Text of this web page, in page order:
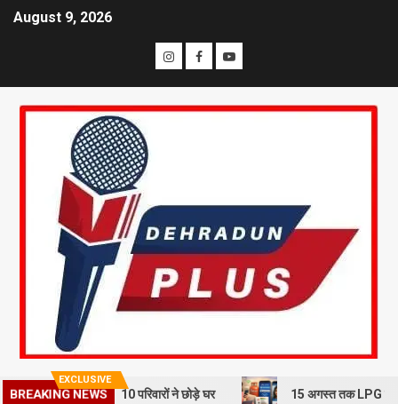
August 9, 2026
EXCLUSIVE
BREAKING NEWS
से दहशत, 10 परिवारों ने छोड़े घर 15 अगस्त तक LPG कनेक्शन की